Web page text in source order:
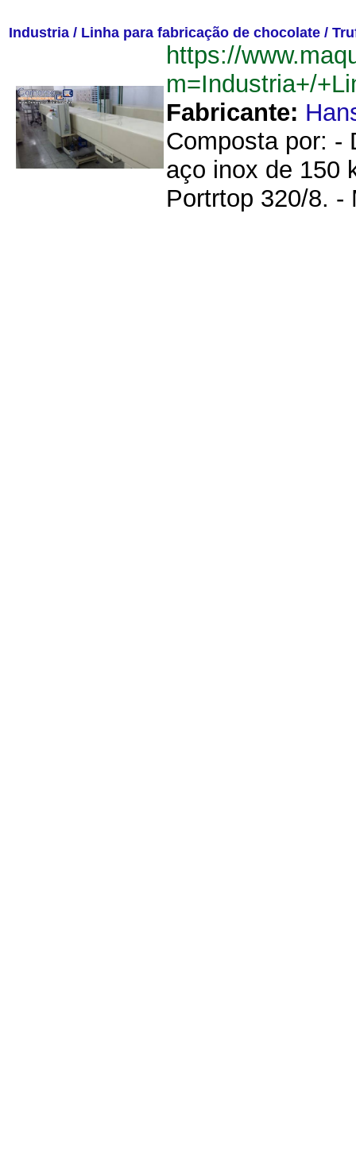
Industria / Linha para fabricação de chocolate /
https://
m=Industria+/
Fabricante:
Composta por: -
aço inox de 150
Portrtop 320/8. -